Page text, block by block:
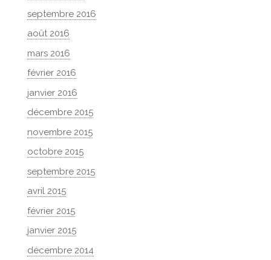
septembre 2016
août 2016
mars 2016
février 2016
janvier 2016
décembre 2015
novembre 2015
octobre 2015
septembre 2015
avril 2015
février 2015
janvier 2015
décembre 2014